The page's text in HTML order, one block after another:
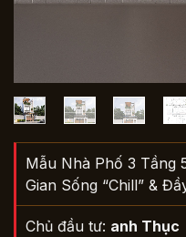
Mẫu Nhà Phố 3 Tầng
Gian Sống “Chill” &
Chủ đầu tư: anh Thục